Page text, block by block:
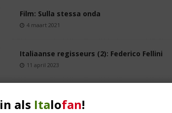
Film: Sulla stessa onda
4 maart 2021
Italiaanse regisseurs (2): Federico Fellini
11 april 2023
in als Italofan!